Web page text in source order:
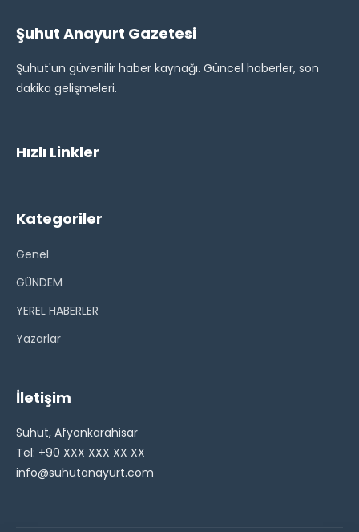
Şuhut Anayurt Gazetesi
Şuhut'un güvenilir haber kaynağı. Güncel haberler, son
dakika gelişmeleri.
Hızlı Linkler
Kategoriler
Genel
GÜNDEM
YEREL HABERLER
Yazarlar
İletişim
Suhut, Afyonkarahisar
Tel: +90 XXX XXX XX XX
info@suhutanayurt.com